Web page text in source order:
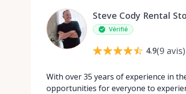
Steve Cody Rental
Vérifié
4.9(9 avis)
With over 35 years of experience in
opportunities for everyone to